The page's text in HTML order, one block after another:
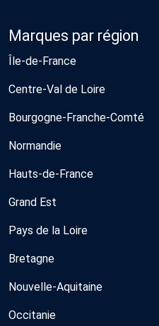
Marques par région
Île-de-France
Centre-Val de Loire
Bourgogne-Franche-Comté
Normandie
Hauts-de-France
Grand Est
Pays de la Loire
Bretagne
Nouvelle-Aquitaine
Occitanie